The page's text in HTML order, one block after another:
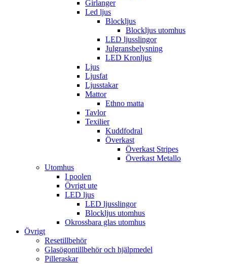
Girlanger
Led ljus
Blockljus
Blockljus utomhus
LED ljusslingor
Julgransbelysning
LED Kronljus
Ljus
Ljusfat
Ljusstakar
Mattor
Ethno matta
Tavlor
Texilier
Kuddfodral
Överkast
Överkast Stripes
Överkast Metallo
Utomhus
I poolen
Övrigt ute
LED ljus
LED ljusslingor
Blockljus utomhus
Okrossbara glas utomhus
Övrigt
Resetillbehör
Glasögontillbehör och hjälpmedel
Pilleraskar